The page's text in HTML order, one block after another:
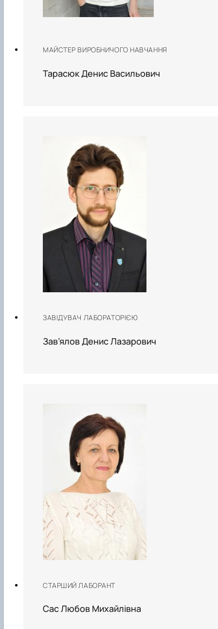
МАЙСТЕР ВИРОБНИЧОГО НАВЧАННЯ
Тарасюк Денис Васильович
ЗАВІДУВАЧ ЛАБОРАТОРІЄЮ
Зав’ялов Денис Лазарович
СТАРШИЙ ЛАБОРАНТ
Сас Любов Михайлівна